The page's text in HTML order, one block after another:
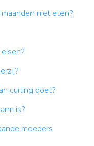
niet eten?
curling doet?
is?
moeders